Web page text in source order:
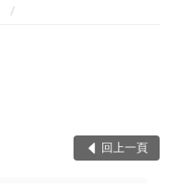
回上一頁